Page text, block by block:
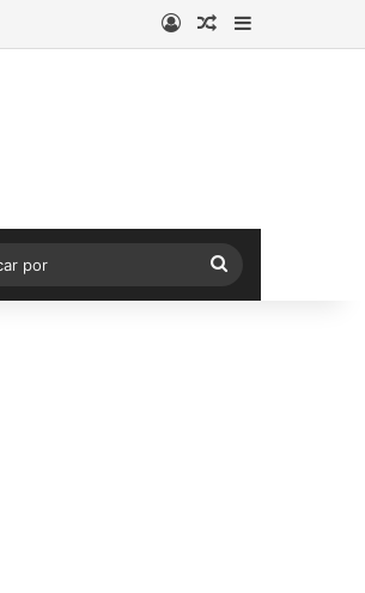
AccesoPublicación al
Barra lateral
Buscar
por